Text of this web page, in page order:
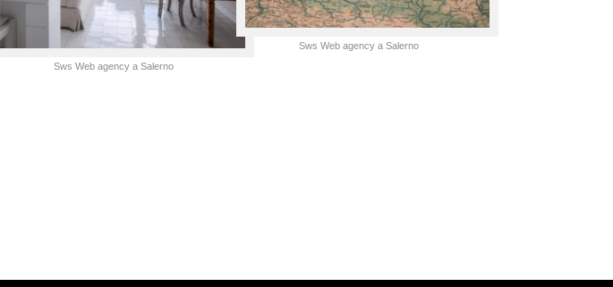
Sws Web agency a Salerno
Sws Web agency a Salerno